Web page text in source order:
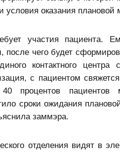
условия оказания
участия пациента.
чего будет
контактного центра
с пациентом
процентов
сроки ожидания
заммэра.
отделения видят в